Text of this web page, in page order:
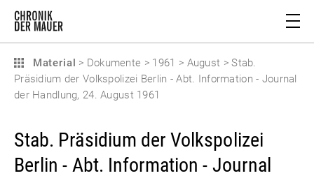
Material > Dokumente > 1961 > August > Stab.
Präsidium der Volkspolizei Berlin - Abt. Information - Journal
der Handlung, 24. August 1961
Stab. Präsidium der Volkspolizei
Berlin - Abt. Information - Journal